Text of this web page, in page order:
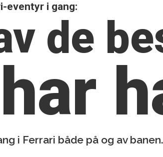
eventyr i gang:
de
i Ferrari både på og av